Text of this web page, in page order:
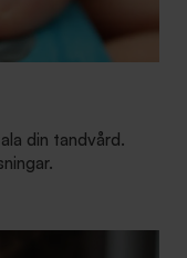
din tandvård.